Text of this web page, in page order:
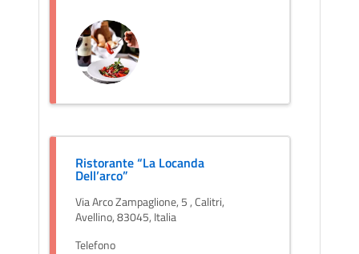
Ristorante “La Locanda
Dell’arco”
Via Arco Zampaglione, 5 , Calitri,
Avellino, 83045, Italia
Telefono